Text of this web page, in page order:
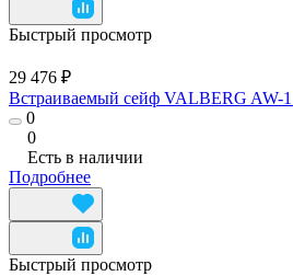
Быстрый просмотр
29 476 ₽
Встраиваемый сейф VALBERG AW-
0
0
Есть в наличии
Подробнее
Быстрый просмотр